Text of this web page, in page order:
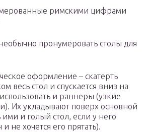
римскими цифрами
пронумеровать столы для
оформление – скатерть
весь стол и спускается вниз на
и раннеры (узкие
Их укладывают поверх основной
ими и голый стол, если у него
не хочется его прятать).